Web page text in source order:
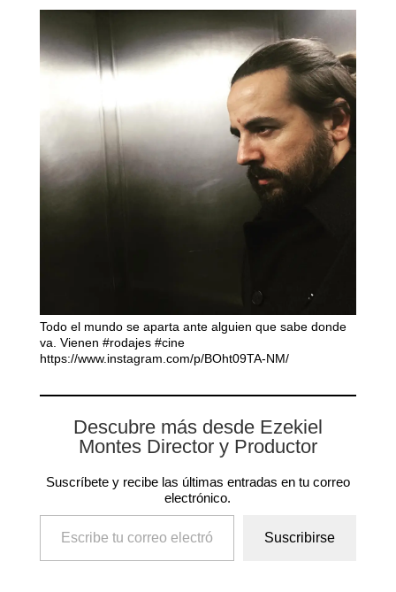
Todo el mundo se aparta ante alguien que sabe donde
va. Vienen #rodajes #cine
https://www.instagram.com/p/BOht09TA-NM/
Descubre más desde Ezekiel
Montes Director y Productor
Suscríbete y recibe las últimas entradas en tu correo
electrónico.
Escribe tu correo electrónico…
Suscribirse